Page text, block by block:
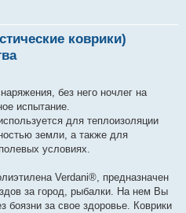
коврики)
без него ночлег на
испытание.
для теплоизоляции
земли, а также для
условиях.
Verdani®, предназначен
за город, рыбалки. На нем Вы
боязни за свое здоровье. Коврики